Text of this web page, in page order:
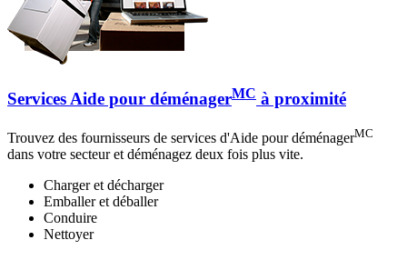
Services Aide pour déménagerMC à proximité
Trouvez des fournisseurs de services d'Aide pour déménagerMC
dans votre secteur et déménagez deux fois plus vite.
Charger et décharger
Emballer et déballer
Conduire
Nettoyer